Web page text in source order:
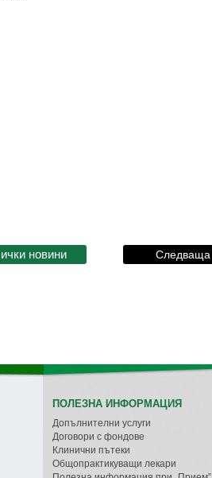
ПОЛЕЗНА ИНФОРМАЦИЯ
Допълнителни услуги
Договори с фондове
Клинични пътеки
Общопрактикуващи лекари